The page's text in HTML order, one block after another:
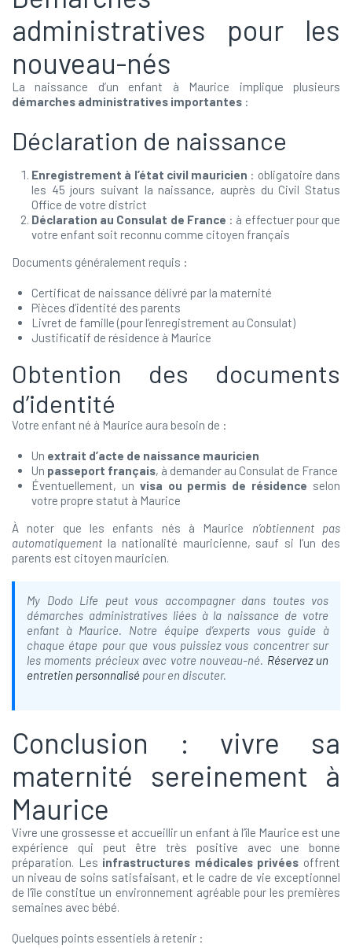
administratives pour les
nouveau-nés
La naissance d’un enfant à Maurice implique plusieurs
démarches administratives importantes :
Déclaration de naissance
Enregistrement à l’état civil mauricien : obligatoire dans
les 45 jours suivant la naissance, auprès du Civil Status
Office de votre district
Déclaration au Consulat de France : à effectuer pour que
votre enfant soit reconnu comme citoyen français
Documents généralement requis :
Certificat de naissance délivré par la maternité
Pièces d’identité des parents
Livret de famille (pour l’enregistrement au Consulat)
Justificatif de résidence à Maurice
Obtention des documents
d’identité
Votre enfant né à Maurice aura besoin de :
Un extrait d’acte de naissance mauricien
Un passeport français, à demander au Consulat de France
Éventuellement, un visa ou permis de résidence selon
votre propre statut à Maurice
À noter que les enfants nés à Maurice n’obtiennent pas
automatiquement la nationalité mauricienne, sauf si l’un des
parents est citoyen mauricien.
My Dodo Life peut vous accompagner dans toutes vos
démarches administratives liées à la naissance de votre
enfant à Maurice. Notre équipe d’experts vous guide à
chaque étape pour que vous puissiez vous concentrer sur
les moments précieux avec votre nouveau-né. Réservez un
entretien personnalisé pour en discuter.
Conclusion : vivre sa
maternité sereinement à
Maurice
Vivre une grossesse et accueillir un enfant à l’île Maurice est une
expérience qui peut être très positive avec une bonne
préparation. Les infrastructures médicales privées offrent
un niveau de soins satisfaisant, et le cadre de vie exceptionnel
de l’île constitue un environnement agréable pour les premières
semaines avec bébé.
Quelques points essentiels à retenir :